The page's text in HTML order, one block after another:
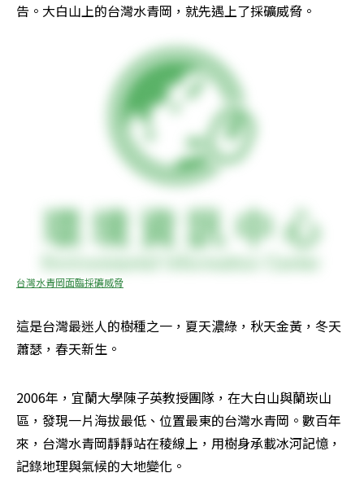
告。大白山上的台灣水青岡，就先遇上了採礦威脅。
台灣水青岡面臨採礦威脅
這是台灣最迷人的樹種之一，夏天濃綠，秋天金黃，冬天
蕭瑟，春天新生。
2006年，宜蘭大學陳子英教授團隊，在大白山與蘭崁山
區，發現一片海拔最低、位置最東的台灣水青岡。數百年
來，台灣水青岡靜靜站在稜線上，用樹身承載冰河記憶，
記錄地理與氣候的大地變化。